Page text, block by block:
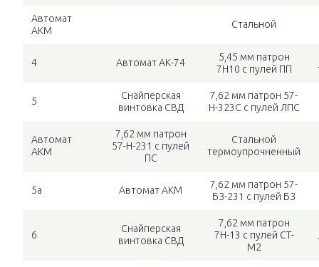
Автомат
АКМ
Стальной
4 Автомат АК-74
5,45 мм патрон
7Н10 с пулей ПП
5
Снайперская
винтовка СВД
7,62 мм патрон 57-
Н-323С с пулей ЛПС
Автомат
АКМ
7,62 мм патрон
57-Н-231 с пулей
ПС
Стальной
термоупрочненный
5а Автомат АКМ
7,62 мм патрон 57-
БЗ-231 с пулей БЗ
6
Снайперская
винтовка СВД
7,62 мм патрон
7Н-13 с пулей СТ-
М2